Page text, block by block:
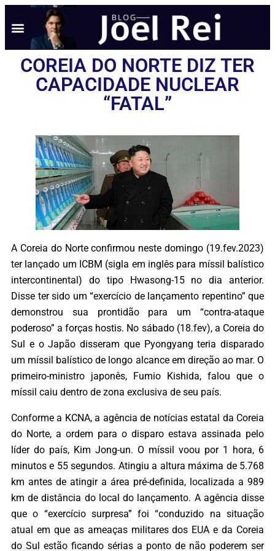
COREIA DO NORTE DIZ TER
CAPACIDADE NUCLEAR
“FATAL”
A Coreia do Norte confirmou neste domingo (19.fev.2023)
ter lançado um ICBM (sigla em inglês para míssil balístico
intercontinental) do tipo Hwasong-15 no dia anterior.
Disse ter sido um “exercício de lançamento repentino” que
demonstrou sua prontidão para um “contra-ataque
poderoso” a forças hostis. No sábado (18.fev), a Coreia do
Sul e o Japão disseram que Pyongyang teria disparado
um míssil balístico de longo alcance em direção ao mar. O
primeiro-ministro japonês, Fumio Kishida, falou que o
míssil caiu dentro de zona exclusiva de seu país.
Conforme a KCNA, a agência de notícias estatal da Coreia
do Norte, a ordem para o disparo estava assinada pelo
líder do país, Kim Jong-un. O míssil voou por 1 hora, 6
minutos e 55 segundos. Atingiu a altura máxima de 5.768
km antes de atingir a área pré-definida, localizada a 989
km de distância do local do lançamento. A agência disse
que o “exercício surpresa” foi “conduzido na situação
atual em que as ameaças militares dos EUA e da Coreia
do Sul estão ficando sérias a ponto de não poderem ser